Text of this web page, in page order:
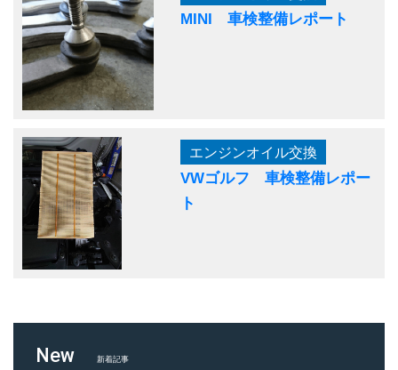
MINI 車検整備レポート
エンジンオイル交換
VWゴルフ 車検整備レポー
ト
New 新着記事